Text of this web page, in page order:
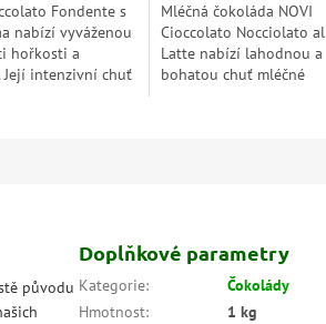
Fondente s
nabízí vyváženou
hořkosti a
Její intenzivní chuť
Mléčná čokoláda NOVI
Cioccolato Nocciolato al
Latte nabízí lahodnou a
bohatou chuť mléčné
původu
Doplňkové parametry
Kategorie:
Čokolády
Hmotnost:
1 kg